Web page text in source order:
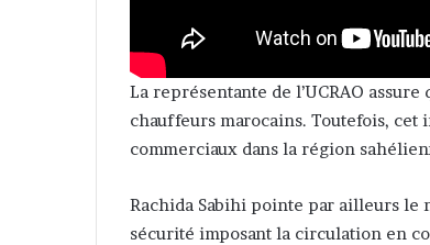
La représentante de l’UCRAO
chauffeurs marocains. Toutefois,
commerciaux dans la région
Rachida Sabihi pointe par ailleurs le
sécurité imposant la circulation en